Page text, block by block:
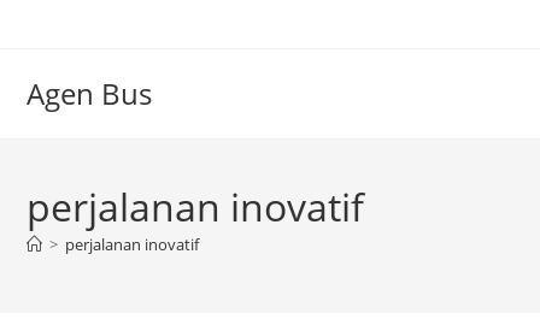
Agen Bus
perjalanan inovatif
> perjalanan inovatif